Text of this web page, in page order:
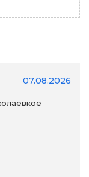
07.08.2026